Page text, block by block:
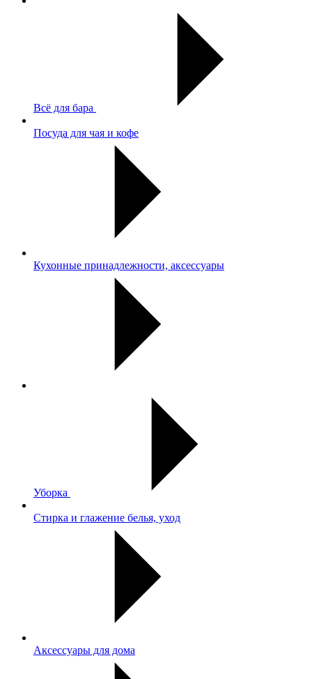
Всё для бара
Посуда для чая и кофе
Кухонные принадлежности, аксессуары
Уборка
Стирка и глажение белья, уход
Аксессуары для дома